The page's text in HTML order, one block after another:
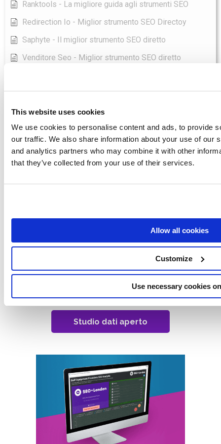
This website uses cookies
We use cookies to personalise content and ads, to provide
our traffic. We also share information about your use of our
and analytics partners who may combine it with other
that they’ve collected from your use of their services.
Allow all cookies
Customize
Use necessary cookies
Ranktools - La migliore guida agli strumenti SEO
Redirection Io - Miglior strumento SEO Directoy
Saphyte - Il miglior strumento SEO diretto
Venditore Seo - Miglior strumento SEO diretto
Senuto - Miglior strumento SEO diretto
Seo Audit - Il miglior strumento SEO diretto
Mostra tutti gli articoli( 5 )
Wordpress
Cosa fa Yoast SEO?
analisi SEO GAP
150.000 parole chiave. Il risultato di oltre 5
milioni di punti dati è presentato di seguito.
Studio dati aperto